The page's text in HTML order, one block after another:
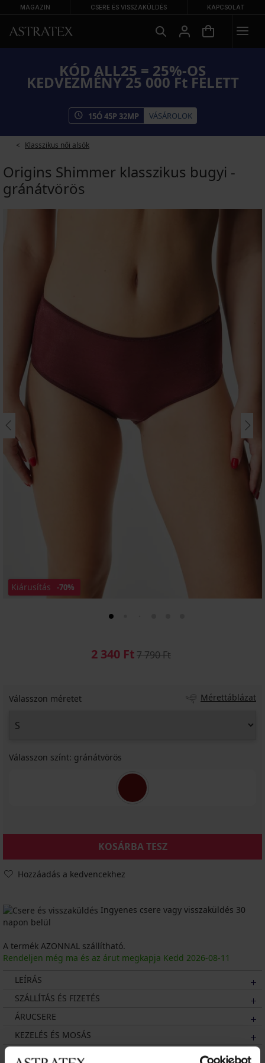
MAGAZIN CSERE ÉS VISSZAKÜLDÉS KAPCSOLAT
KÓD ALL25 = 25%-OS
KEDVEZMÉNY 25 000 Ft FELETT
15Ó45P31MP VÁSÁROLOK
Klasszikus női alsók
Origins Shimmer klasszikus bugyi -
gránátvörös
Kiárusítás -70%
2 340 Ft7 790 Ft
Válasszon méretet Mérettáblázat
Válasszon színt: gránátvörös
KOSÁRBA TESZ
Hozzáadás a kedvencekhez
Ingyenes csere vagy visszaküldés 30
napon belül
A termék AZONNAL szállítható.
Rendeljen még ma és az árut megkapja Kedd 2026-08-11
LEÍRÁS
SZÁLLÍTÁS ÉS FIZETÉS
ÁRUCSERE
KEZELÉS ÉS MOSÁS